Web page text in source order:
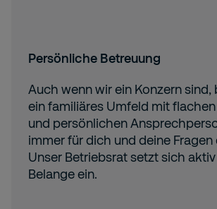
Persönliche Betreuung
Auch wenn wir ein Konzern sind,
ein familiäres Umfeld mit
und persönlichen
immer für dich und deine Fragen
Unser Betriebsrat setzt sich
Belange ein.